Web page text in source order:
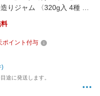
りジャム 〈320g入 4種 6
味料・保存料・ゲル化剤
ム 無添加 低糖度 小分け ブ
ちごジャム マーマレード
ポイント付与
)
途に発送します。